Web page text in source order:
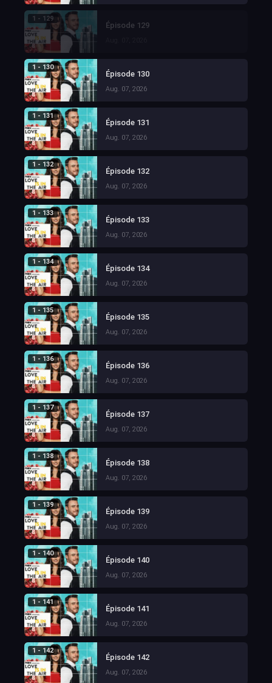
1 - 129
Épisode 129
1 - 130
Épisode 130
Aug. 07, 2026
1 - 131
Épisode 131
Aug. 07, 2026
1 - 132
Épisode 132
Aug. 07, 2026
1 - 133
Épisode 133
Aug. 07, 2026
1 - 134
Épisode 134
Aug. 07, 2026
1 - 135
Épisode 135
Aug. 07, 2026
1 - 136
Épisode 136
Aug. 07, 2026
1 - 137
Épisode 137
Aug. 07, 2026
1 - 138
Épisode 138
Aug. 07, 2026
1 - 139
Épisode 139
Aug. 07, 2026
1 - 140
Épisode 140
Aug. 07, 2026
1 - 141
Épisode 141
Aug. 07, 2026
1 - 142
Épisode 142
Aug. 07, 2026